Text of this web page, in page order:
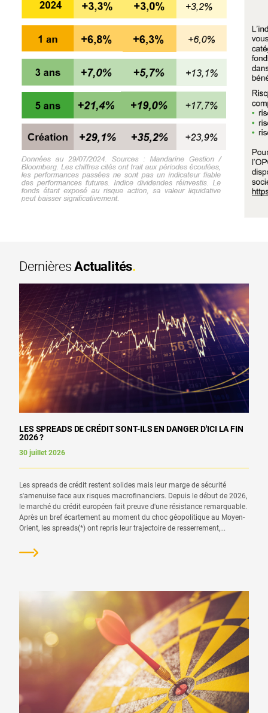
DernièresActualités
LES SPREADS DE CRÉDIT SONT-ILS EN DANGER D'ICI LA FIN
2026 ?
30 juillet 2026
Les spreads de crédit restent solides mais leur marge de sécurité
s'amenuise face aux risques macrofinanciers. Depuis le début de 2026,
le marché du crédit européen fait preuve d'une résistance remarquable.
Après un bref écartement au moment du choc géopolitique au Moyen-
Orient, les spreads(*) ont repris leur trajectoire de resserrement,...